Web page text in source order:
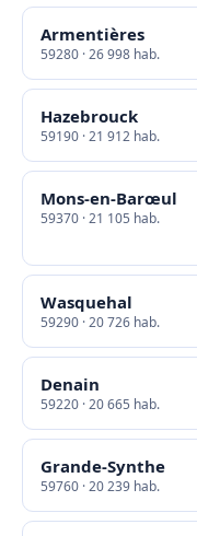
Armentières
59280 · 26 998 hab.
Hazebrouck
59190 · 21 912 hab.
Mons-en-Barœul
59370 · 21 105 hab.
Wasquehal
59290 · 20 726 hab.
Denain
59220 · 20 665 hab.
Grande-Synthe
59760 · 20 239 hab.